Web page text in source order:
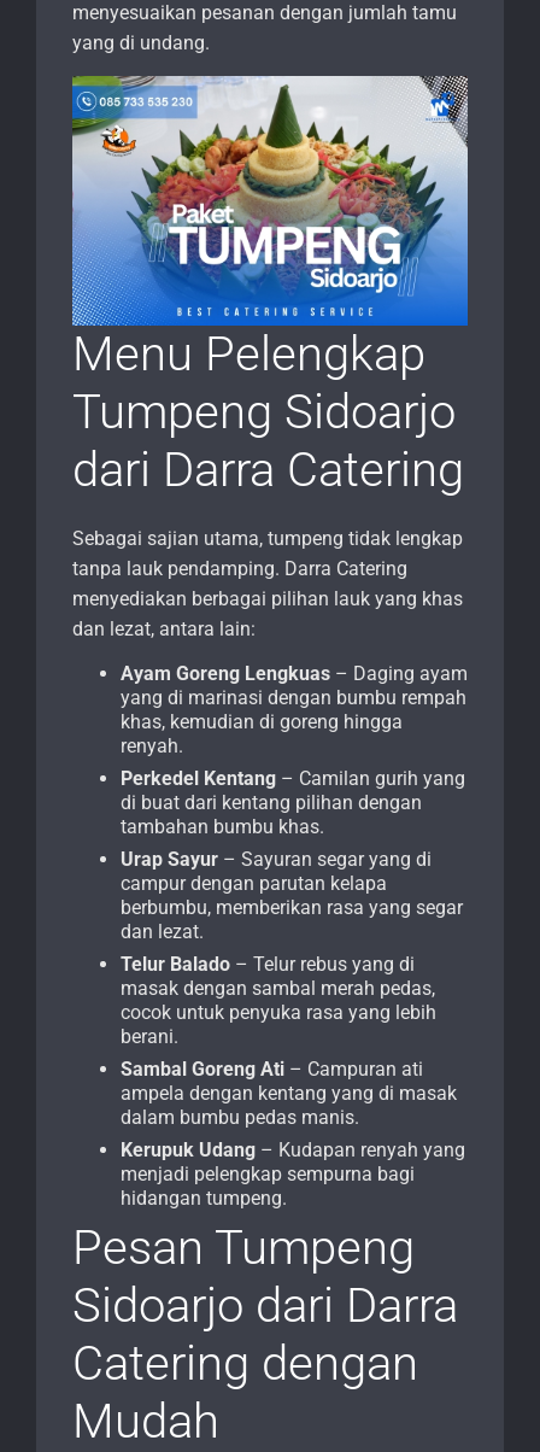
menyesuaikan pesanan dengan jumlah tamu
yang di undang.
Menu Pelengkap
Tumpeng Sidoarjo
dari Darra Catering
Sebagai sajian utama, tumpeng tidak lengkap
tanpa lauk pendamping. Darra Catering
menyediakan berbagai pilihan lauk yang khas
dan lezat, antara lain:
Ayam Goreng Lengkuas – Daging ayam
yang di marinasi dengan bumbu rempah
khas, kemudian di goreng hingga
renyah.
Perkedel Kentang – Camilan gurih yang
di buat dari kentang pilihan dengan
tambahan bumbu khas.
Urap Sayur – Sayuran segar yang di
campur dengan parutan kelapa
berbumbu, memberikan rasa yang segar
dan lezat.
Telur Balado – Telur rebus yang di
masak dengan sambal merah pedas,
cocok untuk penyuka rasa yang lebih
berani.
Sambal Goreng Ati – Campuran ati
ampela dengan kentang yang di masak
dalam bumbu pedas manis.
Kerupuk Udang – Kudapan renyah yang
menjadi pelengkap sempurna bagi
hidangan tumpeng.
Pesan Tumpeng
Sidoarjo dari Darra
Catering dengan
Mudah